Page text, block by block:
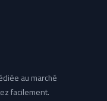
au marché
facilement.